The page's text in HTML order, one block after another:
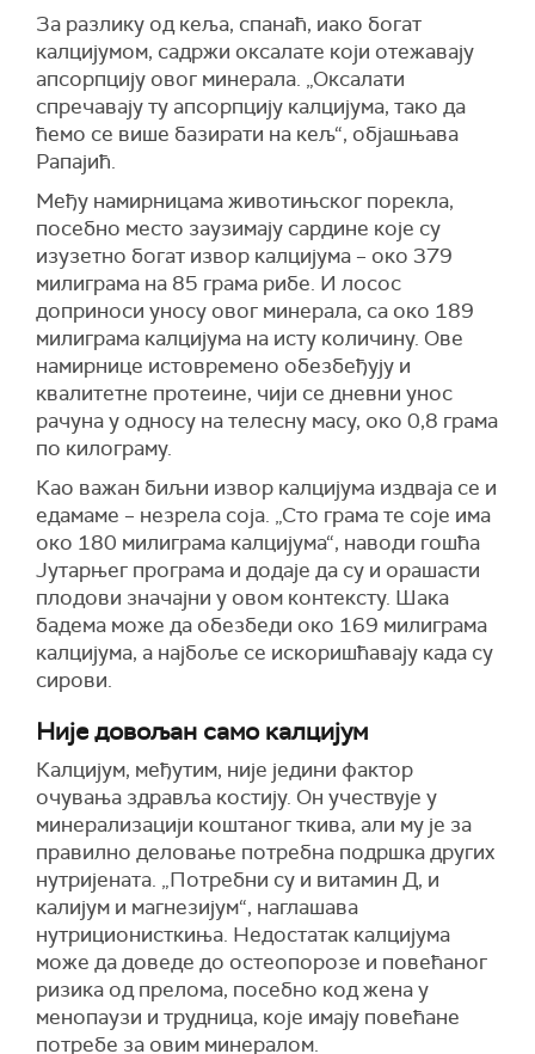
За разлику од кеља, спанаћ, иако богат
калцијумом, садржи оксалате који отежавају
апсорпцију овог минерала. „Оксалати
спречавају ту апсорпцију калцијума, тако да
ћемо се више базирати на кељ“, објашњава
Рапајић.
Међу намирницама животињског порекла,
посебно место заузимају сардине које су
изузетно богат извор калцијума – око 379
милиграма на 85 грама рибе. И лосос
доприноси уносу овог минерала, са око 189
милиграма калцијума на исту количину. Ове
намирнице истовремено обезбеђују и
квалитетне протеине, чији се дневни унос
рачуна у односу на телесну масу, око 0,8 грама
по килограму.
Као важан биљни извор калцијума издваја се и
едамаме – незрела соја. „Сто грама те соје има
око 180 милиграма калцијума“, наводи гошћа
Јутарњег програма и додаје да су и орашасти
плодови значајни у овом контексту. Шака
бадема може да обезбеди око 169 милиграма
калцијума, а најбоље се искоришћавају када су
сирови.
Није довољан само калцијум
Калцијум, међутим, није једини фактор
очувања здравља костију. Он учествује у
минерализацији коштаног ткива, али му је за
правилно деловање потребна подршка других
нутријената. „Потребни су и витамин Д, и
калијум и магнезијум“, наглашава
нутриционисткиња. Недостатак калцијума
може да доведе до остеопорозе и повећаног
ризика од прелома, посебно код жена у
менопаузи и трудница, које имају повећане
потребе за овим минералом.